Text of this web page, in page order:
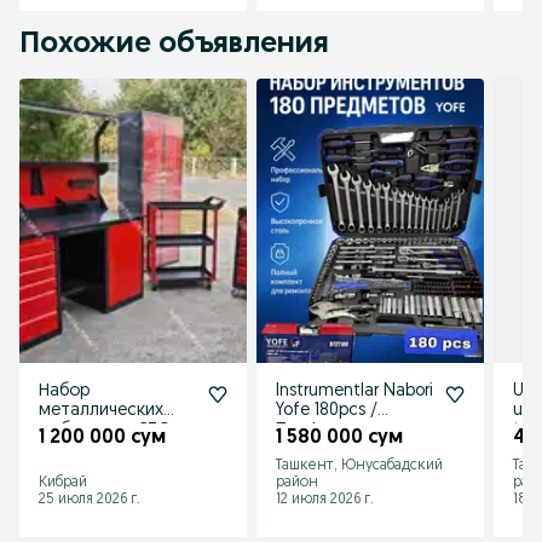
Похожие объявления
Набор
металлических
мебели для СТО,
цеха и гаража |
METALCRAFT
1 200 000 сум
Кибрай
25 июля 2026 г.
Instrumentlar Nabori
Yofe 180pcs /
Профессиональны
инструментов
1 580 000 сум
Ташкент, Юнусабадский
район
12 июля 2026 г.
Uy
18